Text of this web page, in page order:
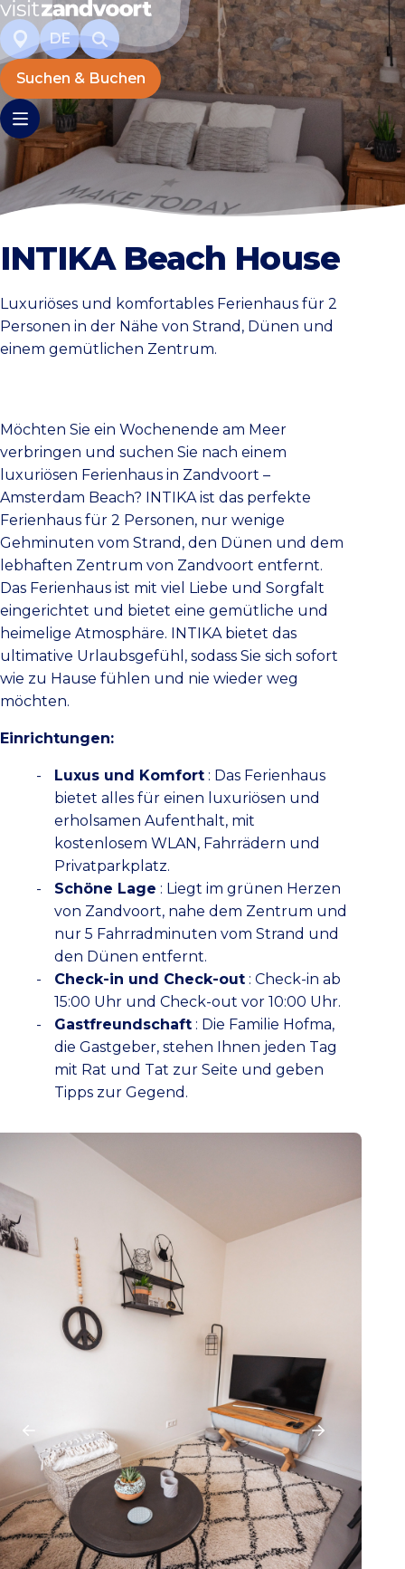
DE
Suchen & Buchen
INTIKA Beach House
Luxuriöses und komfortables Ferienhaus für 2
Personen in der Nähe von Strand, Dünen und
einem gemütlichen Zentrum.
Möchten Sie ein Wochenende am Meer
verbringen und suchen Sie nach einem
luxuriösen Ferienhaus in Zandvoort –
Amsterdam Beach? INTIKA ist das perfekte
Ferienhaus für 2 Personen, nur wenige
Gehminuten vom Strand, den Dünen und dem
lebhaften Zentrum von Zandvoort entfernt.
Das Ferienhaus ist mit viel Liebe und Sorgfalt
eingerichtet und bietet eine gemütliche und
heimelige Atmosphäre. INTIKA bietet das
ultimative Urlaubsgefühl, sodass Sie sich sofort
wie zu Hause fühlen und nie wieder weg
möchten.
Einrichtungen:
Luxus und Komfort : Das Ferienhaus
bietet alles für einen luxuriösen und
erholsamen Aufenthalt, mit
kostenlosem WLAN, Fahrrädern und
Privatparkplatz.
Schöne Lage : Liegt im grünen Herzen
von Zandvoort, nahe dem Zentrum und
nur 5 Fahrradminuten vom Strand und
den Dünen entfernt.
Check-in und Check-out : Check-in ab
15:00 Uhr und Check-out vor 10:00 Uhr.
Gastfreundschaft : Die Familie Hofma,
die Gastgeber, stehen Ihnen jeden Tag
mit Rat und Tat zur Seite und geben
Tipps zur Gegend.